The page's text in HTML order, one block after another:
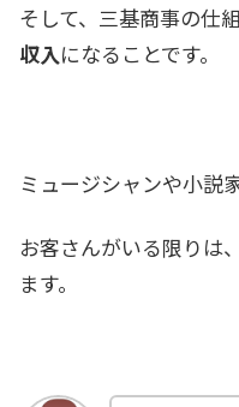
そして、三基商事の仕
収入になることです。
ミュージシャンや小説
お客さんがいる限りは
ます。